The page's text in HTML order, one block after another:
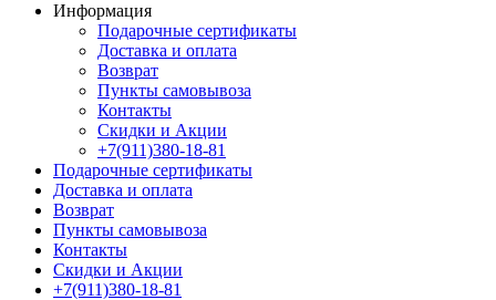
Информация
Подарочные сертификаты
Доставка и оплата
Возврат
Пункты самовывоза
Контакты
Скидки и Акции
+7(911)380-18-81
Подарочные сертификаты
Доставка и оплата
Возврат
Пункты самовывоза
Контакты
Скидки и Акции
+7(911)380-18-81